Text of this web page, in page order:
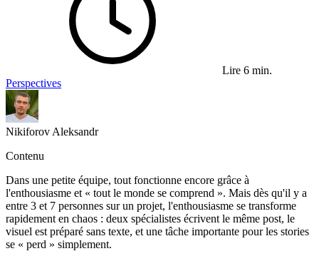
Lire 6 min.
Perspectives
Nikiforov Aleksandr
Contenu
Dans une petite équipe, tout fonctionne encore grâce à
l'enthousiasme et « tout le monde se comprend ». Mais dès qu'il y a
entre 3 et 7 personnes sur un projet, l'enthousiasme se transforme
rapidement en chaos : deux spécialistes écrivent le même post, le
visuel est préparé sans texte, et une tâche importante pour les stories
se « perd » simplement.